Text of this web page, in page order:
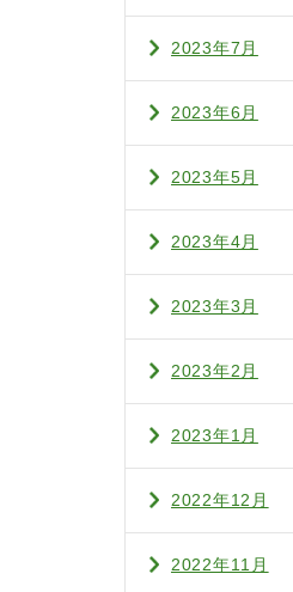
2023年7月
2023年6月
2023年5月
2023年4月
2023年3月
2023年2月
2023年1月
2022年12月
2022年11月